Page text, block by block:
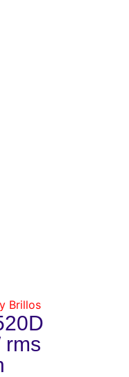
Brillos
rms